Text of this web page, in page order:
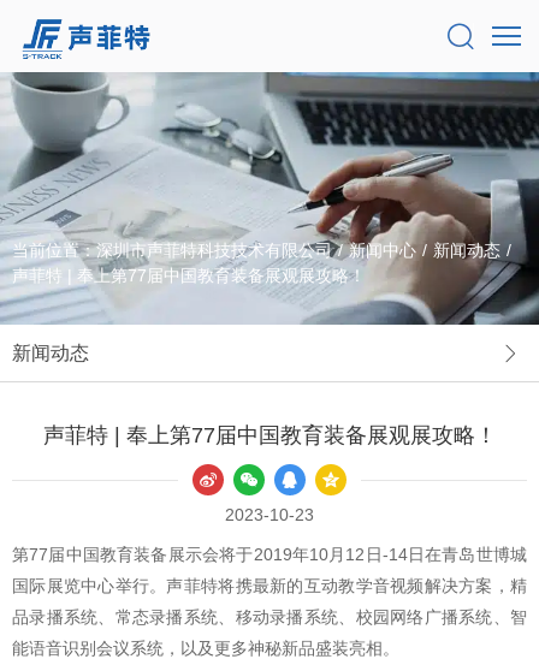
当前位置：深圳市声菲特科技技术有限公司 / 新闻中心 / 新闻动态 /
声菲特 | 奉上第77届中国教育装备展观展攻略！
新闻动态
声菲特 | 奉上第77届中国教育装备展观展攻略！
2023-10-23
第77届中国教育装备展示会将于2019年10月12日-14日在青岛世博城
国际展览中心举行。声菲特将携最新的互动教学音视频解决方案，精
品录播系统、常态录播系统、移动录播系统、校园网络广播系统、智
能语音识别会议系统，以及更多神秘新品盛装亮相。